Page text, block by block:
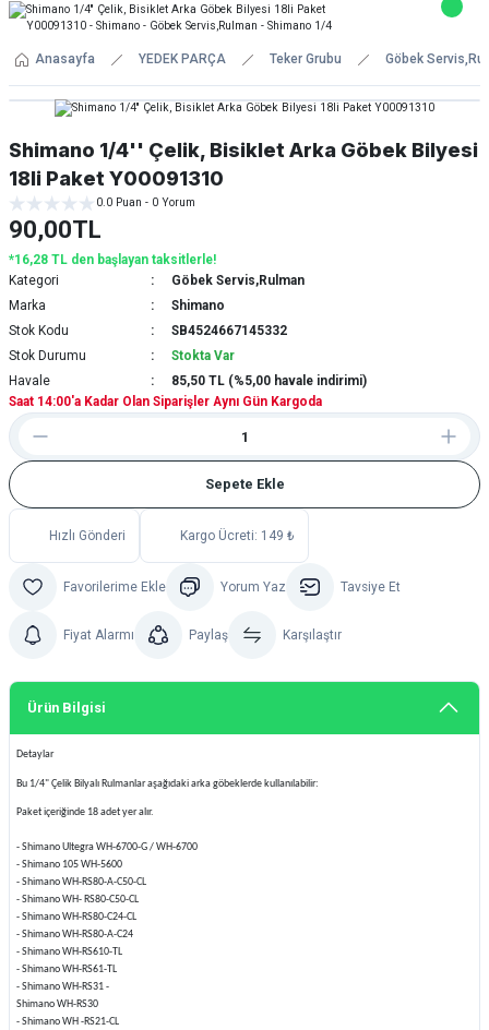
Anasayfa YEDEK PARÇA Teker Grubu Göbek
Shimano 1/4'' Çelik, Bisiklet Arka Göbek Bilyesi
18li Paket Y00091310
0.0 Puan - 0 Yorum
90,00TL
*16,28 TL den başlayan taksitlerle!
Kategori
Göbek Servis,Rulman
Marka
Shimano
Stok Kodu
SB4524667145332
Stok Durumu
Stokta Var
Havale
85,50 TL (%5,00 havale indirimi)
Saat 14:00'a Kadar Olan Siparişler Aynı Gün Kargoda
Sepete Ekle
Hızlı Gönderi Kargo Ücreti: 149 ₺
Yorum Yaz Tavsiye Et
Fiyat Alarmı Paylaş Karşılaştır
Ürün Bilgisi
Detaylar
Bu 1/4" Çelik Bilyalı Rulmanlar aşağıdaki arka göbeklerde kullanılabilir:
Paket içeriğinde 18 adet yer alır.
- Shimano Ultegra WH-6700-G / WH-6700
- Shimano 105 WH-5600
- Shimano WH-RS80-A-C50-CL
- Shimano WH- RS80-C50-CL
- Shimano WH-RS80-C24-CL
- Shimano WH-RS80-A-C24
- Shimano WH-RS610-TL
- Shimano WH-RS61-TL
- Shimano WH-RS31 -
Shimano WH-RS30
- Shimano WH -RS21-CL